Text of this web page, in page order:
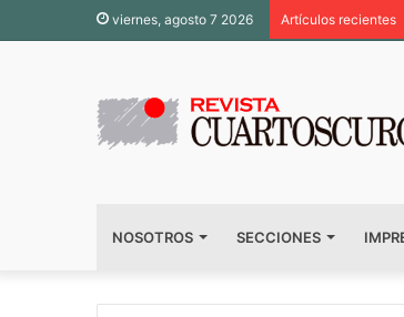
viernes, agosto 7 2026 Artículos recientes
NOSOTROS SECCIONES